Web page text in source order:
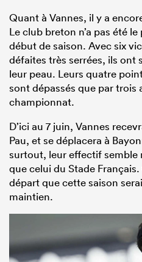
Quant à Vannes, il y a
Le club breton n’a pas été
début de saison. Avec six
défaites très serrées, ils
leur peau. Leurs quatre
sont dépassés que par trois
championnat.
D’ici au 7 juin, Vannes
Pau, et se déplacera à
surtout, leur effectif semble
que celui du Stade
départ que cette saison
maintien.